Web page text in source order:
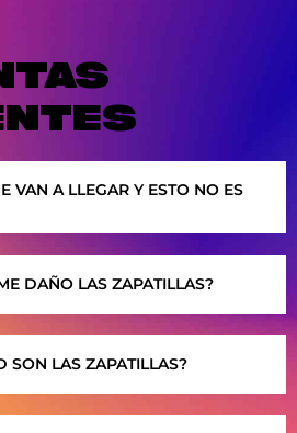
VAN A LLEGAR Y ESTO NO ES
DAÑO LAS ZAPATILLAS?
SON LAS ZAPATILLAS?